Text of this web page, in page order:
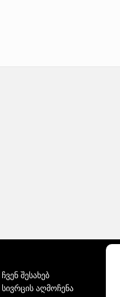
ჩვენ შესახებ
სივრცის აღმოჩენა